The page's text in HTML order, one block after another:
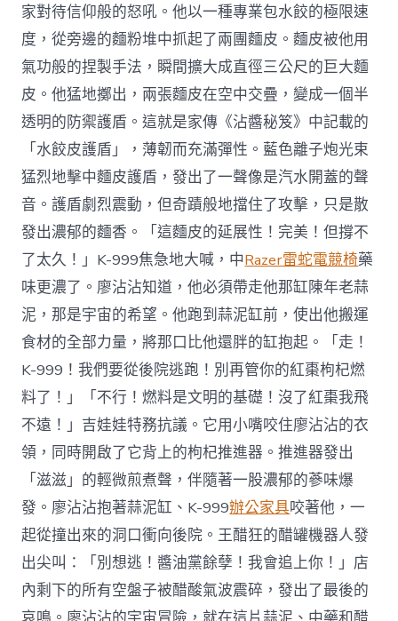
家對待信仰般的怒吼。他以一種專業包水餃的極限速
度，從旁邊的麵粉堆中抓起了兩團麵皮。麵皮被他用
氣功般的捏製手法，瞬間擴大成直徑三公尺的巨大麵
皮。他猛地擲出，兩張麵皮在空中交疊，變成一個半
透明的防禦護盾。這就是家傳《沾醬秘笈》中記載的
「水餃皮護盾」，薄韌而充滿彈性。藍色離子炮光束
猛烈地擊中麵皮護盾，發出了一聲像是汽水開蓋的聲
音。護盾劇烈震動，但奇蹟般地擋住了攻擊，只是散
發出濃郁的麵香。「這麵皮的延展性！完美！但撐不
了太久！」K-999焦急地大喊，中Razer雷蛇電競椅藥
味更濃了。廖沾沾知道，他必須帶走他那缸陳年老蒜
泥，那是宇宙的希望。他跑到蒜泥缸前，使出他搬運
食材的全部力量，將那口比他還胖的缸抱起。「走！
K-999！我們要從後院逃跑！別再管你的紅棗枸杞燃
料了！」「不行！燃料是文明的基礎！沒了紅棗我飛
不遠！」吉娃娃特務抗議。它用小嘴咬住廖沾沾的衣
領，同時開啟了它背上的枸杞推進器。推進器發出
「滋滋」的輕微煎煮聲，伴隨著一股濃郁的蔘味爆
發。廖沾沾抱著蒜泥缸、K-999辦公家具咬著他，一
起從撞出來的洞口衝向後院。王醋狂的醋罐機器人發
出尖叫：「別想逃！醬油黨餘孽！我會追上你！」店
內剩下的所有空盤子被醋酸氣波震碎，發出了最後的